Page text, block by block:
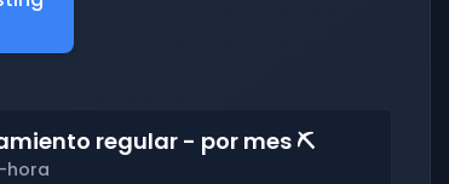
regular - por mes ⛏️
hora